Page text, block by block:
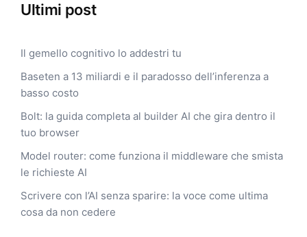
Ultimi post
Il gemello cognitivo lo addestri tu
Baseten a 13 miliardi e il paradosso dell’inferenza a
basso costo
Bolt: la guida completa al builder AI che gira dentro il
tuo browser
Model router: come funziona il middleware che smista
le richieste AI
Scrivere con l’AI senza sparire: la voce come ultima
cosa da non cedere